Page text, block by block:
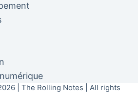
| The Rolling Notes | All rights